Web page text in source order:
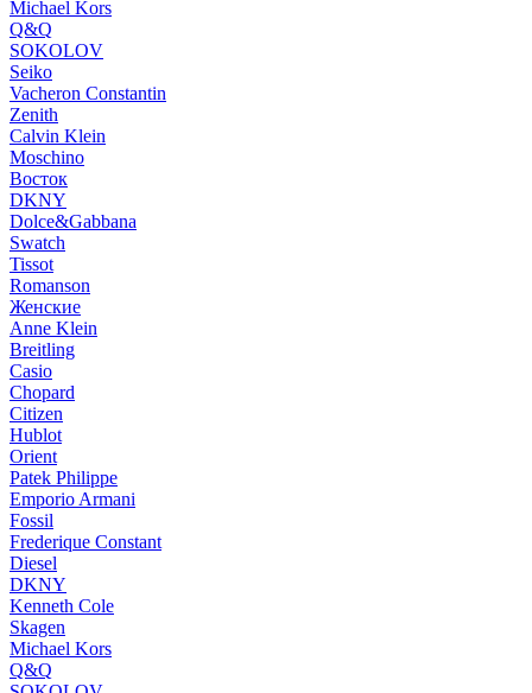
Michael Kors
Q&Q
SOKOLOV
Seiko
Vacheron Constantin
Zenith
Calvin Klein
Moschino
Восток
DKNY
Dolce&Gabbana
Swatch
Tissot
Romanson
Женские
Anne Klein
Breitling
Casio
Chopard
Citizen
Hublot
Orient
Patek Philippe
Emporio Armani
Fossil
Frederique Constant
Diesel
DKNY
Kenneth Cole
Skagen
Michael Kors
Q&Q